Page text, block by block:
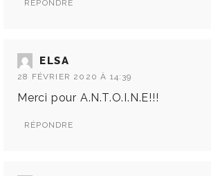
RÉPONDRE
ELSA
28 FÉVRIER 2020 À 14:39
Merci pour A.N.T.O.I.N.E!!!
RÉPONDRE